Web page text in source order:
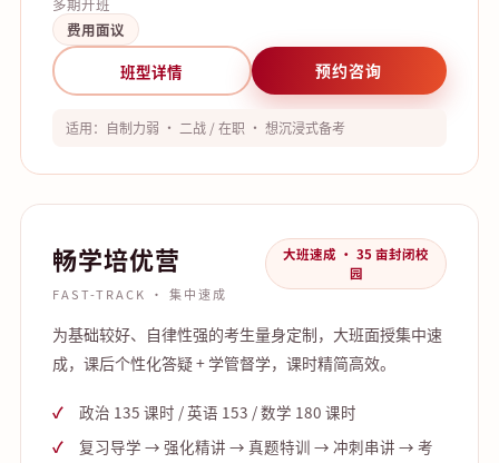
费用面议
班型详情 预约咨询
适用：自制力弱 · 二战 / 在职 · 想沉浸式备考
畅学培优营
FAST-TRACK · 集中速成
大班速成 · 35 亩封闭校
园
为基础较好、自律性强的考生量身定制，大班面授集中速
成，课后个性化答疑 + 学管督学，课时精简高效。
政治 135 课时 / 英语 153 / 数学 180 课时
复习导学 → 强化精讲 → 真题特训 → 冲刺串讲 → 考